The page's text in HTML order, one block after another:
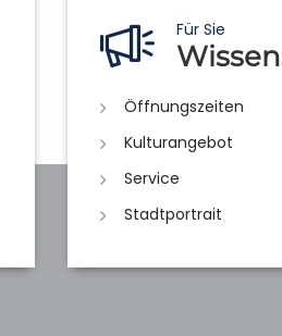
Für Sie
Öffnungszeiten
Kulturangebot
Service
Stadtportrait